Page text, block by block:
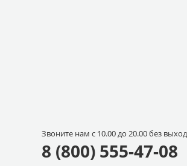
Звоните нам с 10.00 до 20.00 без
8 (800) 555-47-08